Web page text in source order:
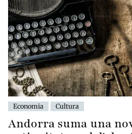
Economia Cultura
Andorra suma una